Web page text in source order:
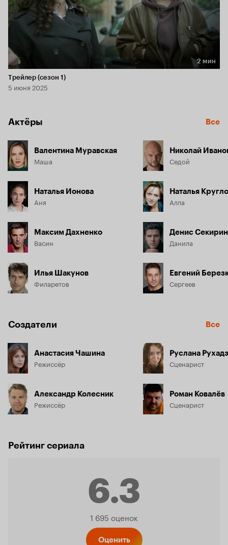
Длительность 2 мин
2 мин
Трейлер (сезон 1)
5 июня 2025
Актёры Все
Валентина Муравская
Маша
Наталья Ионова
Аня
Максим Дахненко
Васин
Илья Шакунов
Филаретов
Николай
Седой
Наталья
Алла
Денис Секирин
Данила
Евгений
Сергеев
Создатели Все
Анастасия Чашина
Режиссёр
Александр Колесник
Режиссёр
Руслана
Сценарист
Роман Ковалёв
Сценарист
Рейтинг сериала
6.3
Рейтинг
1 695 оценок
Оценить